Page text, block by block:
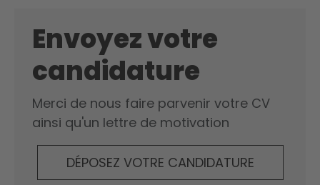
Envoyez votre
candidature
Merci de nous faire parvenir votre CV
ainsi qu'un lettre de motivation
DÉPOSEZ VOTRE CANDIDATURE